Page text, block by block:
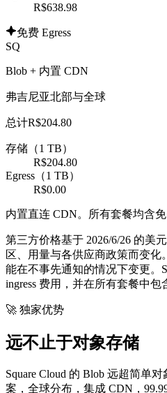
R$638.98
免费 Egress
SQ
Blob + 内置 CDN
弗吉尼亚北部与全球
总计R$204.80
存储（1 TB）
R$204.80
Egress（1 TB）
R$0.00
内置直连 CDN。所有套餐均含免
第三方价格基于 2026/6/26 的美
区、用量与各供应商政策而变
能在不事先通知的情况下变更。
ingress 费用，并在所有套餐中包
🚀 独家优势
远不止于对象存储
Square Cloud 的 Blob 远超简单
案，全球分布，集成 CDN，